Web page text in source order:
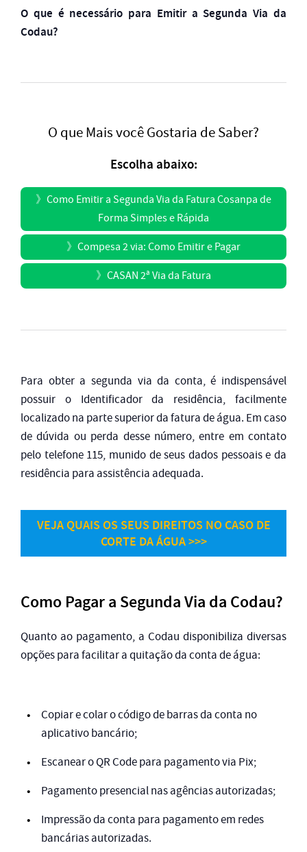
O que é necessário para Emitir a Segunda Via da
Codau?
O que Mais você Gostaria de Saber?
Escolha abaixo:
》 Como Emitir a Segunda Via da Fatura Cosanpa de
Forma Simples e Rápida
》 Compesa 2 via: Como Emitir e Pagar
》 CASAN 2ª Via da Fatura
Para obter a segunda via da conta, é indispensável
possuir o Identificador da residência, facilmente
localizado na parte superior da fatura de água. Em caso
de dúvida ou perda desse número, entre em contato
pelo telefone 115, munido de seus dados pessoais e da
residência para assistência adequada.
VEJA QUAIS OS SEUS DIREITOS NO CASO DE
CORTE DA ÁGUA >>>
Como Pagar a Segunda Via da Codau?
Quanto ao pagamento, a Codau disponibiliza diversas
opções para facilitar a quitação da conta de água:
Copiar e colar o código de barras da conta no
aplicativo bancário;
Escanear o QR Code para pagamento via Pix;
Pagamento presencial nas agências autorizadas;
Impressão da conta para pagamento em redes
bancárias autorizadas.